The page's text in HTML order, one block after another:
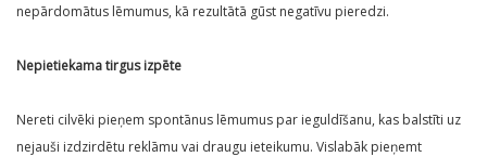
nepārdomātus lēmumus, kā rezultātā gūst negatīvu pieredzi.
Nepietiekama tirgus izpēte
Nereti cilvēki pieņem spontānus lēmumus par ieguldīšanu, kas balstīti uz
nejauši izdzirdētu reklāmu vai draugu ieteikumu. Vislabāk pieņemt